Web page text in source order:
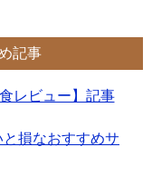
記事
レビュー】記事
損なおすすめサ